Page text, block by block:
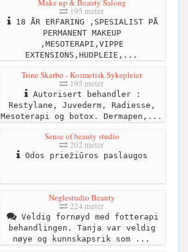
Make up & Beauty Salong
195 meter
18 ÅR ERFARING ,SPESIALIST PÅ
PERMANENT MAKEUP
,MESOTERAPI,VIPPE
EXTENSIONS,HUDPLEIE,...
Trine Skarbø - Kosmetisk Sykepleier
195 meter
Autorisert behandler :
Restylane, Juvederm, Radiesse,
Mesoterapi og botox. Dermapen,...
Sense of beauty studio
202 meter
Odos priežiūros paslaugos
Neglestudio Beauty
224 meter
Veldig fornøyd med fotterapi
behandlingen. Tanja var veldig
nøye og kunnskapsrik som ...